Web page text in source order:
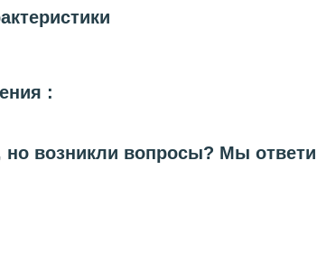
:
но возникли вопросы? Мы